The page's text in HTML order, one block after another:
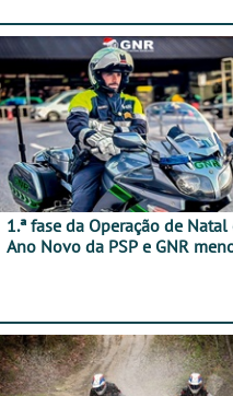
1.ª fase da Operação de Natal
Ano Novo da PSP e GNR